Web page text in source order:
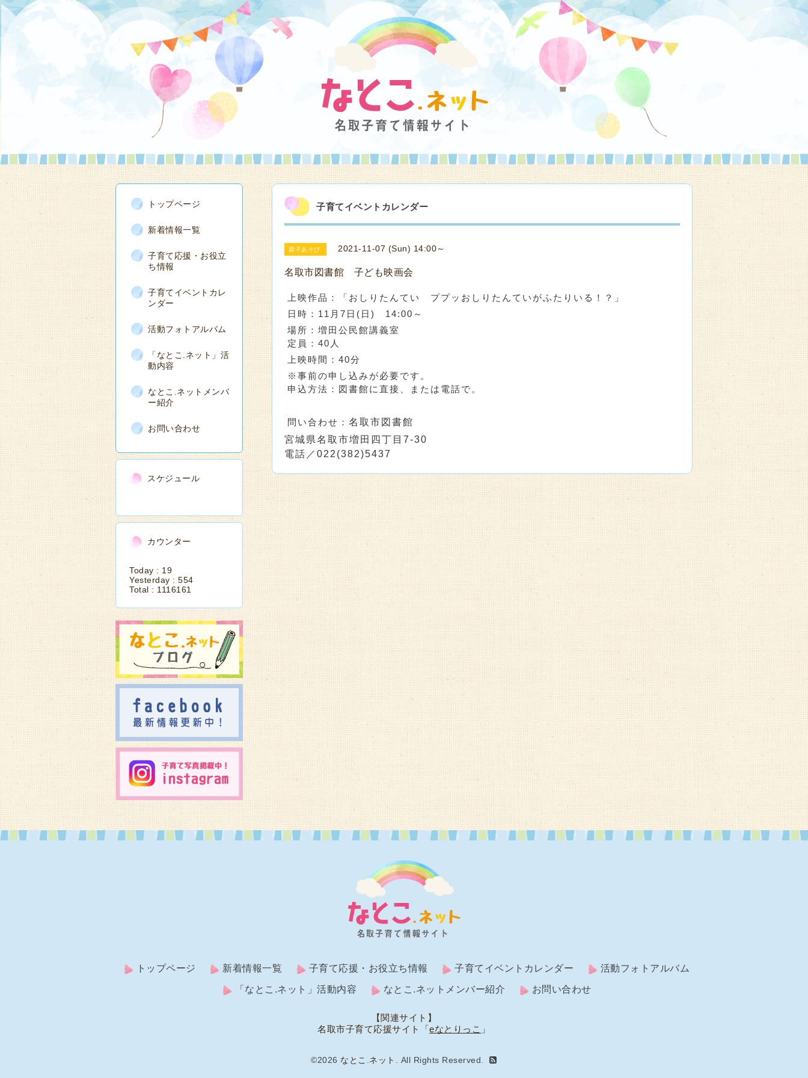
子育てイベントカレンダー
親子あそび 2021-11-07 (Sun) 14:00～
名取市図書館 子ども映画会
上映作品：「おしりたんてい ププッおしりたんていがふたりいる！？」
日時：11月7日(日) 14:00～
場所：増田公民館講義室
定員：40人
上映時間：40分
※事前の申し込みが必要です。
申込方法：図書館に直接、または電話で。
問い合わせ： 名取市図書館
宮城県名取市増田四丁目7-30
電話／022(382)5437
トップページ
新着情報一覧
子育て応援・お役立
ち情報
子育てイベントカレ
ンダー
活動フォトアルバム
「なとこ.ネット」活
動内容
なとこ.ネットメンバ
ー紹介
お問い合わせ
スケジュール
カウンター
Today : 19
Yesterday : 554
Total : 1116161
トップページ 新着情報一覧 子育て応援・お役立ち情報 子育てイベントカレンダー 活動フォトアルバム
「なとこ.ネット」活動内容 なとこ.ネットメンバー紹介 お問い合わせ
【関連サイト】
名取市子育て応援サイト「eなとりっこ 」
©2026 なとこ.ネット . All Rights Reserved.